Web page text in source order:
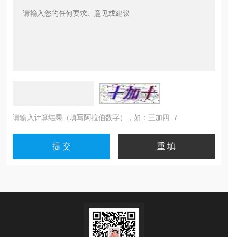
请输入计算结果（填写阿拉伯数字），如：三加四=7